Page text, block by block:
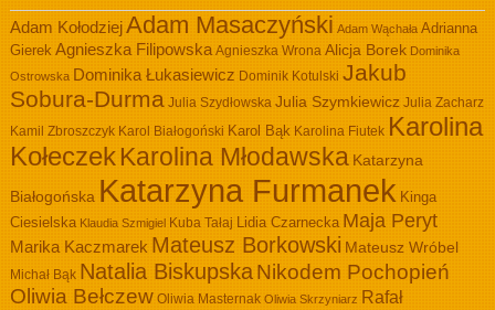
Adam KołodziejAdam Masaczyński Adam Wąchała Adrianna
Gierek Agnieszka Filipowska Agnieszka Wrona Alicja Borek Dominika
Ostrowska Dominika Łukasiewicz Dominik Kotulski Jakub
Sobura-Durma Julia Szydłowska Julia Szymkiewicz Julia Zacharz
Kamil Zbroszczyk Karol Białogoński Karol Bąk Karolina Fiutek Karolina
KołeczekKarolina Młodawska Katarzyna
Białogońska Katarzyna Furmanek Kinga
Ciesielska Klaudia Szmigiel Kuba Tałaj Lidia Czarnecka Maja Peryt
Marika Kaczmarek Mateusz Borkowski Mateusz Wróbel
Michał Bąk Natalia BiskupskaNikodem Pochopień
Oliwia Bełczew Oliwia Masternak Oliwia Skrzyniarz Rafał